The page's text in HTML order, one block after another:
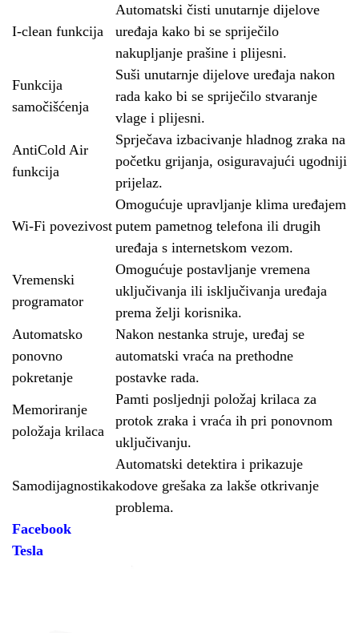
I-clean funkcija
Automatski čisti unutarnje dijelove
uređaja kako bi se spriječilo
nakupljanje prašine i plijesni.
Funkcija
samočišćenja
Suši unutarnje dijelove uređaja nakon
rada kako bi se spriječilo stvaranje
vlage i plijesni.
AntiCold Air
funkcija
Sprječava izbacivanje hladnog zraka na
početku grijanja, osiguravajući ugodniji
prijelaz.
Wi-Fi povezivost
Omogućuje upravljanje klima uređajem
putem pametnog telefona ili drugih
uređaja s internetskom vezom.
Vremenski
programator
Omogućuje postavljanje vremena
uključivanja ili isključivanja uređaja
prema želji korisnika.
Automatsko
ponovno
pokretanje
Nakon nestanka struje, uređaj se
automatski vraća na prethodne
postavke rada.
Memoriranje
položaja krilaca
Pamti posljednji položaj krilaca za
protok zraka i vraća ih pri ponovnom
uključivanju.
Samodijagnostika
Automatski detektira i prikazuje
kodove grešaka za lakše otkrivanje
problema.
Facebook
Tesla